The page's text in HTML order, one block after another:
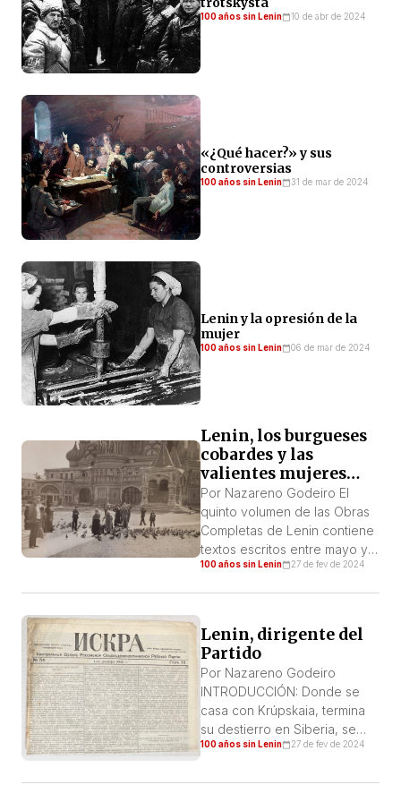
100 años sin Lenin 10 de abr de 2024
«¿Qué hacer?» y sus
controversias
100 años sin Lenin 31 de mar de 2024
Lenin y la opresión de la
mujer
100 años sin Lenin 06 de mar de 2024
Lenin, los burgueses
cobardes y las
valientes mujeres
revolucionarias de
Rusia
Por Nazareno Godeiro El
quinto volumen de las Obras
Completas de Lenin contiene
textos escritos entre mayo y
diciembre de 1901, cuando
extranjero. Este año, la
principal lucha de Lenin fue
por la publicación de Iskra (La
Chispa, periódico) y Zariá
(Aurora, revista teórica),
organismos oficiales dirigidos
[…]
100 años sin Lenin 27 de fev de 2024
Lenin, dirigente del
Partido
Por Nazareno Godeiro
INTRODUCCIÓN: Donde se
casa con Krúpskaia, termina
su destierro en Siberia, se
convierte en el editor
la lucha contra Bernstein y los
100 años sin Lenin 27 de fev de 2024